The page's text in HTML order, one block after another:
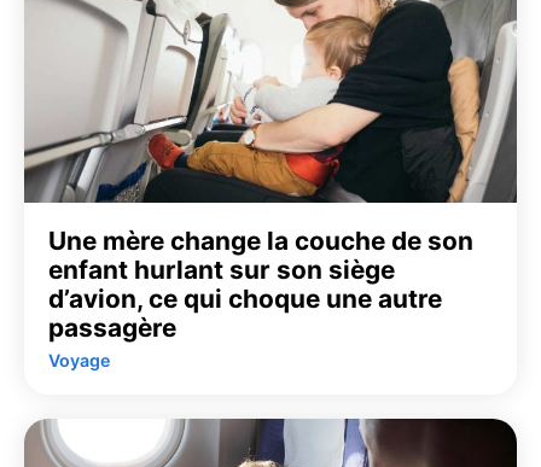
Une mère change la couche de son
enfant hurlant sur son siège
d’avion, ce qui choque une autre
passagère
Voyage